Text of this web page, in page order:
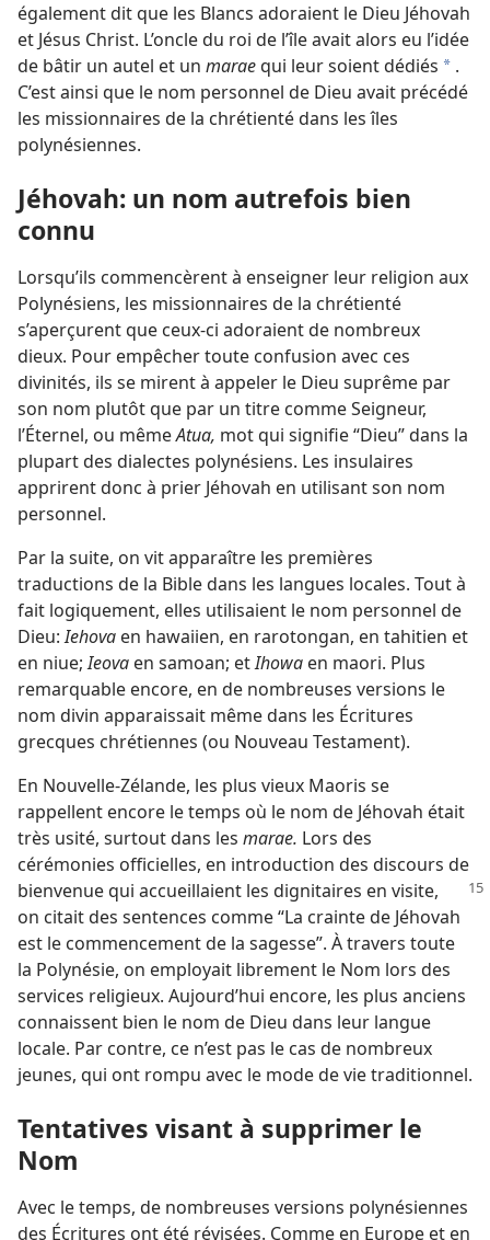
également dit que les Blancs adoraient le Dieu Jéhovah
et Jésus Christ. L’oncle du roi de l’île avait alors eu l’idée
de bâtir un autel et un maraequi leur soient dédiés a .
C’est ainsi que le nom personnel de Dieu avait précédé
les missionnaires de la chrétienté dans les îles
polynésiennes.
Jéhovah: un nom autrefois bien
connu
Lorsqu’ils commencèrent à enseigner leur religion aux
Polynésiens, les missionnaires de la chrétienté
s’aperçurent que ceux-ci adoraient de nombreux
dieux. Pour empêcher toute confusion avec ces
divinités, ils se mirent à appeler le Dieu suprême par
son nom plutôt que par un titre comme Seigneur,
l’Éternel, ou mêmeAtua, mot qui signifie “Dieu” dans la
plupart des dialectes polynésiens. Les insulaires
apprirent donc à prier Jéhovah en utilisant son nom
personnel.
Par la suite, on vit apparaître les premières
traductions de la Bible dans les langues locales. Tout à
fait logiquement, elles utilisaient le nom personnel de
Dieu:Iehova en hawaiien, en rarotongan, en tahitien et
en niue;Ieova en samoan; etIhowa en maori. Plus
remarquable encore, en de nombreuses versions le
nom divin apparaissait même dans les Écritures
grecques chrétiennes (ou Nouveau Testament).
En Nouvelle-Zélande, les plus vieux Maoris se
rappellent encore le temps où le nom de Jéhovah était
très usité, surtout dans les marae. Lors des
cérémonies officielles, en introduction des discours de
bienvenuequi accueillaient les dignitaires en visite,
on citait des sentences comme “La crainte de Jéhovah
est le commencement de la sagesse”. À travers toute
la Polynésie, on employait librement le Nom lors des
services religieux. Aujourd’hui encore, les plus anciens
connaissent bien le nom de Dieu dans leur langue
locale. Par contre, ce n’est pas le cas de nombreux
jeunes, qui ont rompu avec le mode de vie traditionnel.
Tentatives visant à supprimer le
Nom
Avec le temps, de nombreuses versions polynésiennes
des Écritures ont été révisées. Comme en Europe et en